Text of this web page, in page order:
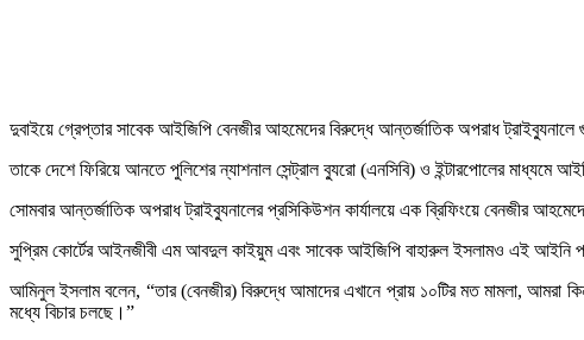
দুবাইয়ে গ্রেপ্তার সাবেক আইজিপি বেনজীর আহমেদের বিরুদ্ধে আন্তর্জাতিক অপরাধ
তাকে দেশে ফিরিয়ে আনতে পুলিশের ন্যাশনাল সেন্ট্রাল ব্যুরো (এনসিবি) ও ইন্টারপোলের মাধ্যমে
সোমবার আন্তর্জাতিক অপরাধ ট্রাইব্যুনালের প্রসিকিউশন কার্যালয়ে এক ব্রিফিংয়ে বেনজীর
সুপ্রিম কোর্টের আইনজীবী এম আবদুল কাইয়ুম এবং সাবেক আইজিপি বাহারুল ইসলামও এই আইনি
আমিনুল ইসলাম বলেন, “তার (বেনজীর) বিরুদ্ধে আমাদের এখানে প্রায় ১০টির মত মামলা, আমরা
মধ্যে বিচার চলছে।”